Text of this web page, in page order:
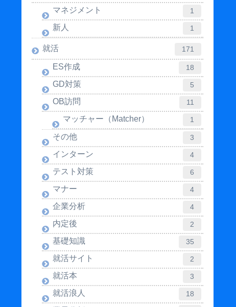
マネジメント 1
新人 1
就活 171
ES作成 18
GD対策 5
OB訪問 11
マッチャー（Matcher） 1
その他 3
インターン 4
テスト対策 6
マナー 4
企業分析 4
内定後 2
基礎知識 35
就活サイト 2
就活本 3
就活浪人 18